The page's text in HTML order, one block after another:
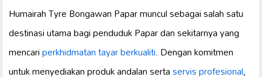
Humairah Tyre Bongawan Papar muncul sebagai salah satu
destinasi utama bagi penduduk Papar dan sekitarnya yang
mencariperkhidmatan tayar berkualiti. Dengan komitmen
untuk menyediakan produk andalan sertaservis profesional,